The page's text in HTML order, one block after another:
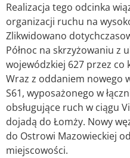
Realizacja tego odcinka
organizacji ruchu na
Zlikwidowano
Północ na skrzyżowaniu z
wojewódzkiej 627 przez co
Wraz z oddaniem nowego
S61, wyposażonego w
obsługujące ruch w ciągu
dojadą do Łomży. Nowy
do Ostrowi Mazowieckiej
miejscowości.